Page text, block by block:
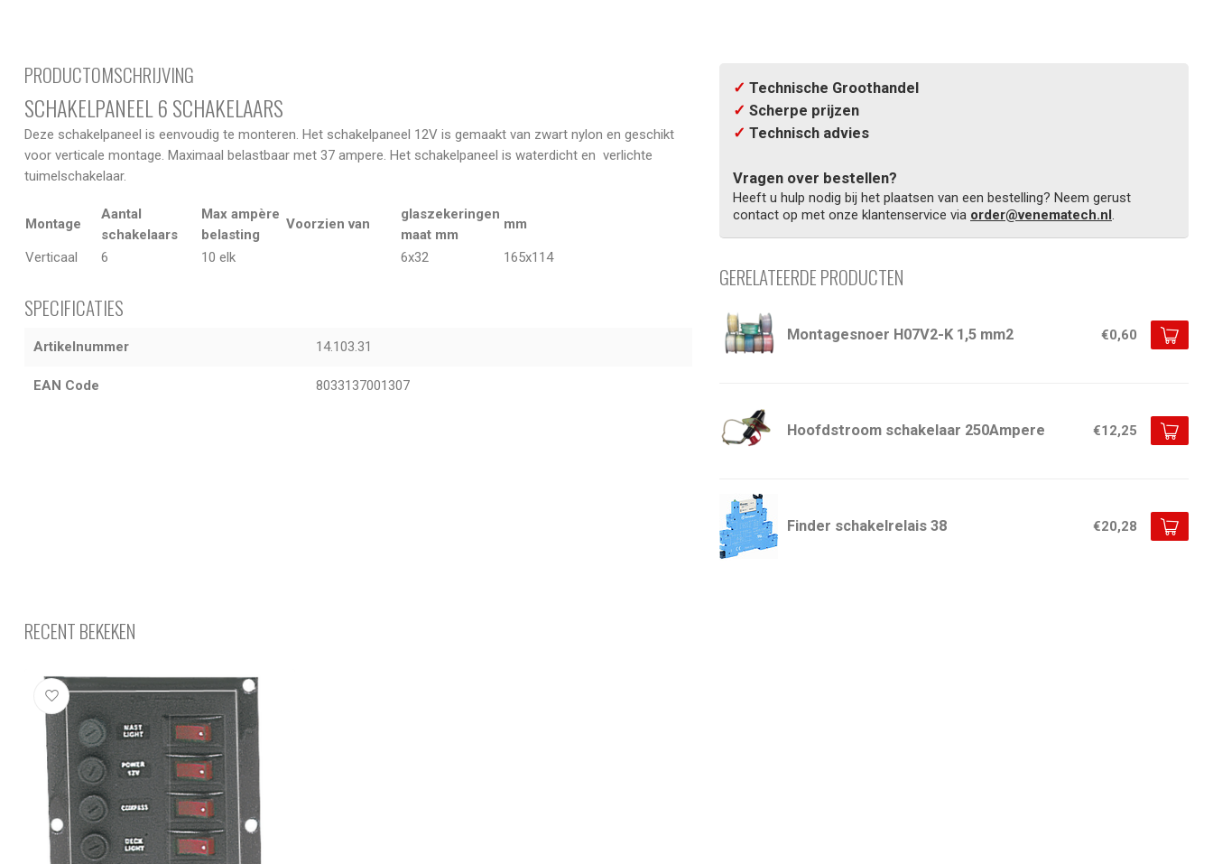
PRODUCTOMSCHRIJVING
SCHAKELPANEEL 6 SCHAKELAARS
Deze schakelpaneel is eenvoudig te monteren. Het schakelpaneel 12V is gemaakt van zwart nylon en geschikt
voor verticale montage. Maximaal belastbaar met 37 ampere. Het schakelpaneel is waterdicht en verlichte
tuimelschakelaar.
Montage
Aantal
schakelaars
Max ampère
belasting
Voorzien van
glaszekeringen
maat mm
mm
Verticaal 6 10 elk 6x32 165x114
SPECIFICATIES
Artikelnummer 14.103.31
EAN Code 8033137001307
✓ Technische Groothandel
✓ Scherpe prijzen
✓ Technisch advies
Vragen over bestellen?
Heeft u hulp nodig bij het plaatsen van een bestelling? Neem gerust
contact op met onze klantenservice via order@venematech.nl.
GERELATEERDE PRODUCTEN
Montagesnoer H07V2-K 1,5 mm2 €0,60
Hoofdstroom schakelaar 250Ampere €12,25
Finder schakelrelais 38 €20,28
RECENT BEKEKEN